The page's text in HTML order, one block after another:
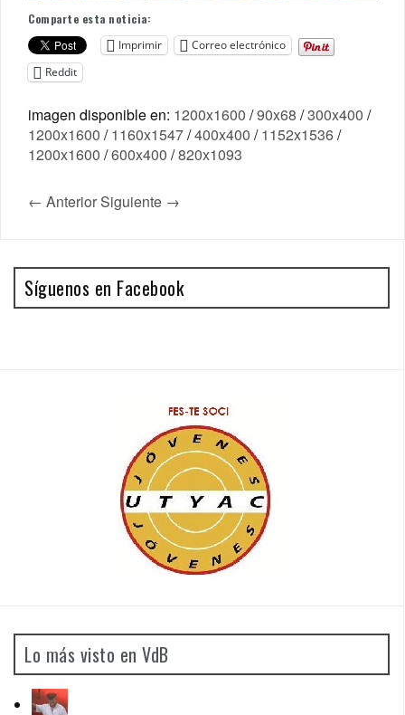
Comparte esta noticia:
Imprimir
Correo electrónico
Reddit
imagen disponible en: 1200x1600 /90x68 /300x400 /
1200x1600 /1160x1547/400x400 /1152x1536/
1200x1600 /600x400 /820x1093
← Anterior Siguiente →
Síguenos en Facebook
Lo más visto en VdB